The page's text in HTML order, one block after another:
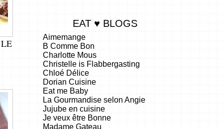
EAT ♥ BLOGS
Aimemange
B Comme Bon
Charlotte Mous
Christelle is Flabbergasting
Chloé Délice
Dorian Cuisine
Eat me Baby
La Gourmandise selon Angie
Jujube en cuisine
Je veux être Bonne
Madame Gateau